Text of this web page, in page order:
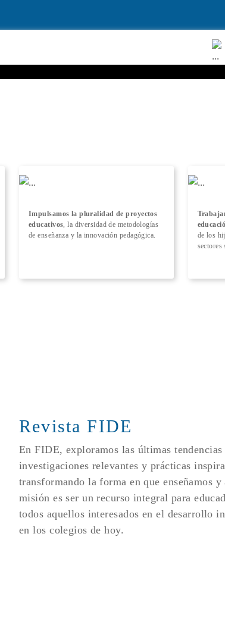
Impulsamos la pluralidad de proyectos
educativos , la diversidad de metodologías
de enseñanza y la innovación pedagógica.
de los
sectores
Revista FIDE
En FIDE, exploramos las últimas tendencias
investigaciones relevantes y prácticas
transformando la forma en que enseñamos y
misión es ser un recurso integral para
todos aquellos interesados en el desarrollo
en los colegios de hoy.